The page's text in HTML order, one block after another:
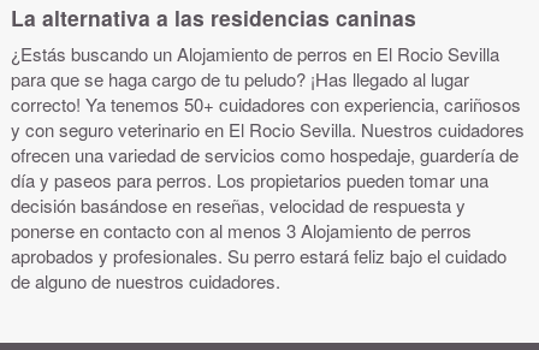
La alternativa a las residencias caninas
¿Estás buscando un Alojamiento de perros en El Rocio Sevilla
para que se haga cargo de tu peludo? ¡Has llegado al lugar
correcto! Ya tenemos 50+ cuidadores con experiencia, cariñosos
y con seguro veterinario en El Rocio Sevilla. Nuestros cuidadores
ofrecen una variedad de servicios como hospedaje, guardería de
día y paseos para perros. Los propietarios pueden tomar una
decisión basándose en reseñas, velocidad de respuesta y
ponerse en contacto con al menos 3 Alojamiento de perros
aprobados y profesionales. Su perro estará feliz bajo el cuidado
de alguno de nuestros cuidadores.